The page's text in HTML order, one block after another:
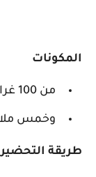
المكونات
من 100 غرام من بذور الكتان
وخمس
طريقة التحضير